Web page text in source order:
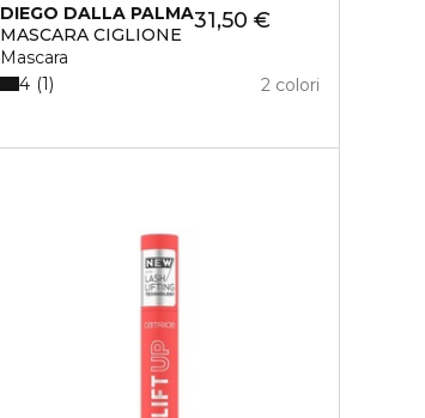
DIEGO DALLA PALMA
MASCARA CIGLIONE
Mascara
31,50 €
2 colori
4 1